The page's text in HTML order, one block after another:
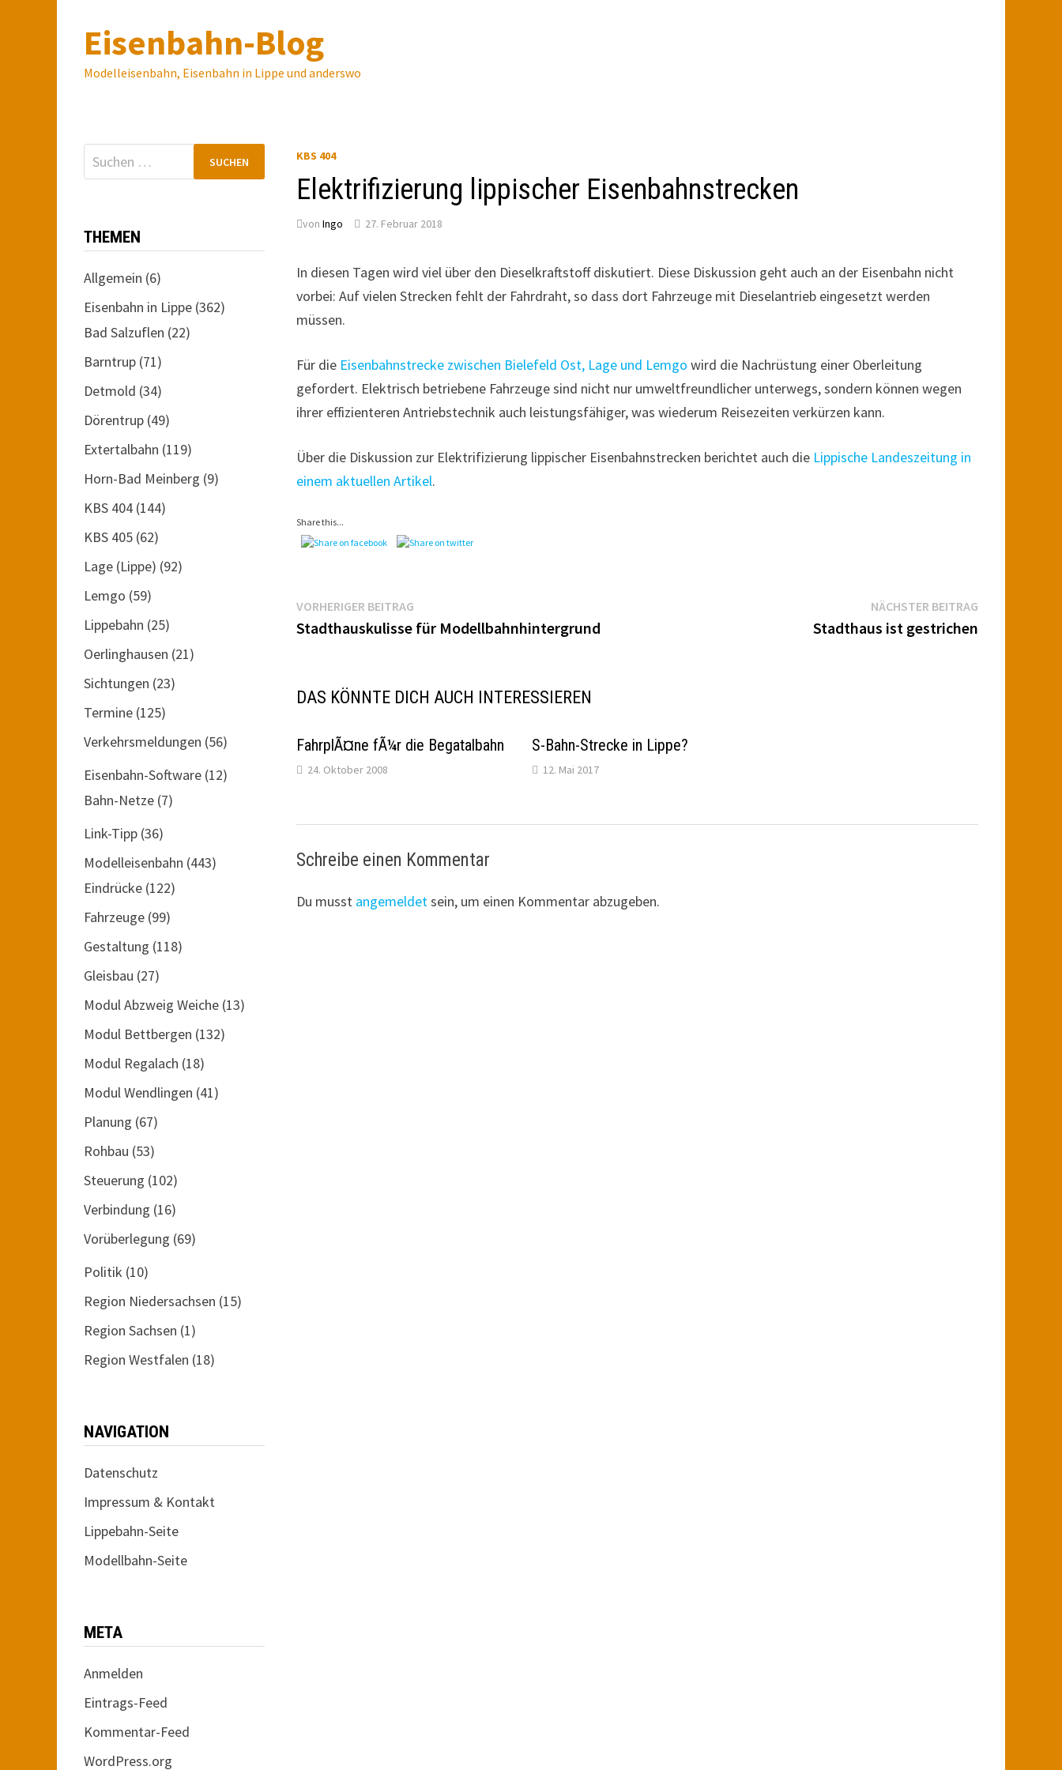
Inhalt
springenEisenbahn-Blog
Modelleisenbahn, Eisenbahn in Lippe und anderswo
KBS 404
Elektrifizierung lippischer Eisenbahnstrecken
vonIngo 27. Februar 2018
In diesen Tagen wird viel über den Dieselkraftstoff diskutiert. Diese Diskussion geht auch an der Eisenbahn nicht
vorbei: Auf vielen Strecken fehlt der Fahrdraht, so dass dort Fahrzeuge mit Dieselantrieb eingesetzt werden
müssen.
Für die Eisenbahnstrecke zwischen Bielefeld Ost, Lage und Lemgo wird die Nachrüstung einer Oberleitung
gefordert. Elektrisch betriebene Fahrzeuge sind nicht nur umweltfreundlicher unterwegs, sondern können wegen
ihrer effizienteren Antriebstechnik auch leistungsfähiger, was wiederum Reisezeiten verkürzen kann.
Über die Diskussion zur Elektrifizierung lippischer Eisenbahnstrecken berichtet auch die Lippische Landeszeitung in
einem aktuellen Artikel.
Share this...
Beitragsnavigation
VORHERIGER BEITRAG
Beitrag:
Stadthauskulisse für Modellbahnhintergrund
NÄCHSTER BEITRAGNächster
Beitrag:
Stadthaus ist gestrichen
DAS KÖNNTE DICH AUCH INTERESSIEREN
FahrplÃ¤ne fÃ¼r die Begatalbahn
24. Oktober 2008
S-Bahn-Strecke in Lippe?
12. Mai 2017
Schreibe einen Kommentar
Du musst angemeldetsein, um einen Kommentar abzugeben.
Suchen
nach:
THEMEN
Allgemein (6)
Eisenbahn in Lippe (362)
Bad Salzuflen (22)
Barntrup (71)
Detmold (34)
Dörentrup (49)
Extertalbahn (119)
Horn-Bad Meinberg (9)
KBS 404 (144)
KBS 405 (62)
Lage (Lippe) (92)
Lemgo (59)
Lippebahn (25)
Oerlinghausen (21)
Sichtungen (23)
Termine (125)
Verkehrsmeldungen (56)
Eisenbahn-Software (12)
Bahn-Netze (7)
Link-Tipp (36)
Modelleisenbahn (443)
Eindrücke (122)
Fahrzeuge (99)
Gestaltung (118)
Gleisbau (27)
Modul Abzweig Weiche (13)
Modul Bettbergen (132)
Modul Regalach (18)
Modul Wendlingen (41)
Planung (67)
Rohbau (53)
Steuerung (102)
Verbindung (16)
Vorüberlegung (69)
Politik (10)
Region Niedersachsen (15)
Region Sachsen (1)
Region Westfalen (18)
NAVIGATION
Datenschutz
Impressum & Kontakt
Lippebahn-Seite
Modellbahn-Seite
META
Anmelden
Eintrags-Feed
Kommentar-Feed
WordPress.org